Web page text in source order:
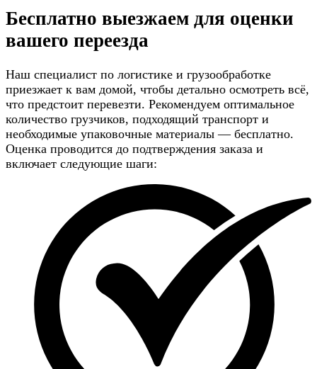
Бесплатно выезжаем для оценки
вашего переезда
Наш специалист по логистике и грузообработке
приезжает к вам домой, чтобы детально осмотреть всё,
что предстоит перевезти. Рекомендуем оптимальное
количество грузчиков, подходящий транспорт и
необходимые упаковочные материалы — бесплатно.
Оценка проводится до подтверждения заказа и
включает следующие шаги: